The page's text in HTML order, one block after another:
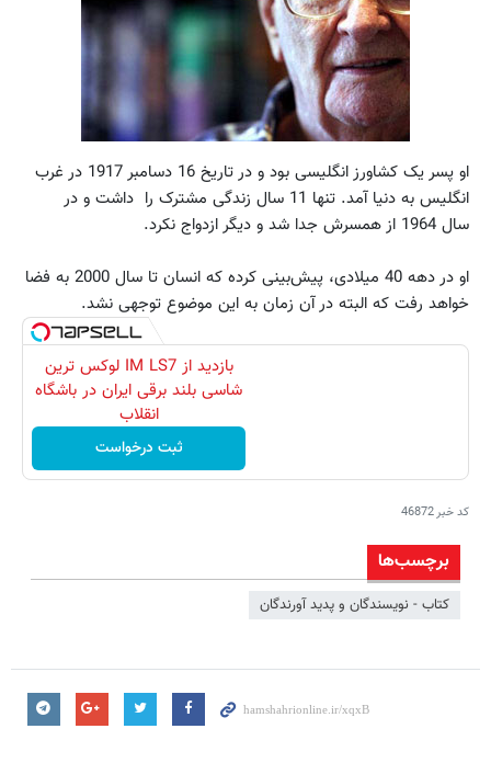
او پسر یک کشاورز انگلیسی بود و در تاریخ 16 دسامبر 1917 در غرب
انگلیس به دنیا آمد. تنها 11 سال زندگی مشترک را داشت و در
سال 1964 از همسرش جدا شد و دیگر ازدواج نکرد.
او در دهه‌ ‌40 میلادی، پیش‌بینی کرده که انسان تا سال 2000 به فضا
خواهد رفت که البته در آن زمان به این موضوع توجهی نشد.
بازدید از IM LS7 لوکس ترین
شاسی بلند برقی ایران در باشگاه
انقلاب
ثبت درخواست
کد خبر46872
برچسب‌ها
کتاب - نویسندگان و پدید آورندگان